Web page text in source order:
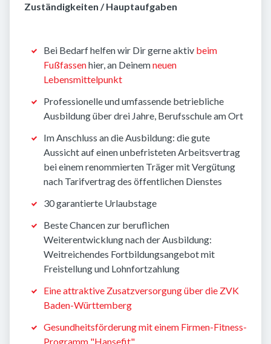
Zuständigkeiten / Hauptaufgaben
Bei Bedarf helfen wir Dir gerne aktiv beim
Fußfassenhier, an Deinemneuen
Lebensmittelpunkt
Professionelle und umfassende betriebliche
Ausbildung über drei Jahre, Berufsschule am Ort
Im Anschluss an die Ausbildung: die gute
Aussicht auf einen unbefristeten Arbeitsvertrag
bei einem renommierten Träger mit Vergütung
nach Tarifvertrag des öffentlichen Dienstes
30 garantierte Urlaubstage
Beste Chancen zur beruflichen
Weiterentwicklung nach der Ausbildung:
Weitreichendes Fortbildungsangebot mit
Freistellung und Lohnfortzahlung
Eine attraktive Zusatzversorgung über die ZVK
Baden-Württemberg
Gesundheitsförderung mit einem Firmen-Fitness-
Programm "Hansefit"